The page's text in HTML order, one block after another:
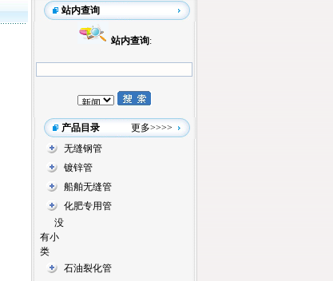
站内查询
站内查询:
产品目录 更多>>>>
无缝钢管
镀锌管
船舶无缝管
化肥专用管
没
有小
类
石油裂化管